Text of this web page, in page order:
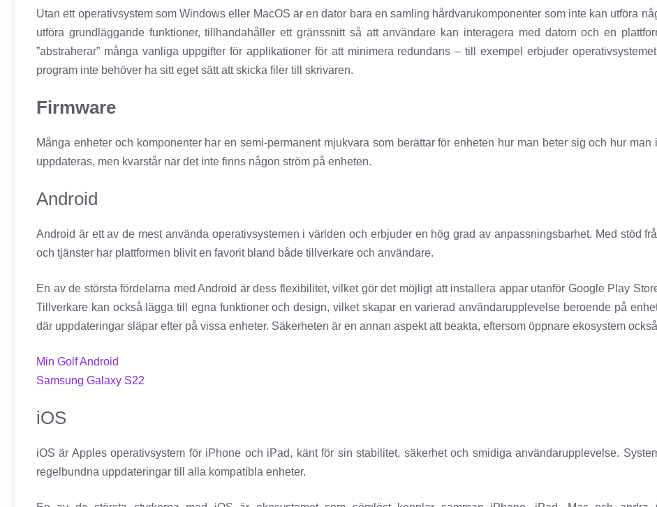
Utan ett operativsystem som Windows eller MacOS är en dator bara en samling hårdvarukomponenter som inte kan utföra
utföra grundläggande funktioner, tillhandahåller ett gränssnitt så att användare kan interagera med datorn och en
”abstraherar” många vanliga uppgifter för applikationer för att minimera redundans – till exempel erbjuder
program inte behöver ha sitt eget sätt att skicka filer till skrivaren.
Firmware
Många enheter och komponenter har en semi-permanent mjukvara som berättar för enheten hur man beter sig och hur
uppdateras, men kvarstår när det inte finns någon ström på enheten.
Android
Android är ett av de mest använda operativsystemen i världen och erbjuder en hög grad av anpassningsbarhet. Med stöd
och tjänster har plattformen blivit en favorit bland både tillverkare och användare.
En av de största fördelarna med Android är dess flexibilitet, vilket gör det möjligt att installera appar utanför Google Play
Tillverkare kan också lägga till egna funktioner och design, vilket skapar en varierad användarupplevelse beroende på
där uppdateringar släpar efter på vissa enheter. Säkerheten är en annan aspekt att beakta, eftersom öppnare ekosystem
Min Golf Android
Samsung Galaxy S22
iOS
iOS är Apples operativsystem för iPhone och iPad, känt för sin stabilitet, säkerhet och smidiga användarupplevelse.
regelbundna uppdateringar till alla kompatibla enheter.